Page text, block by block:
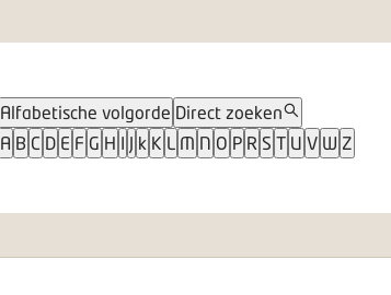
Alfabetische volgorde Direct zoeken
A B C D E F G H I J k K L M N O P R S T U V W Z